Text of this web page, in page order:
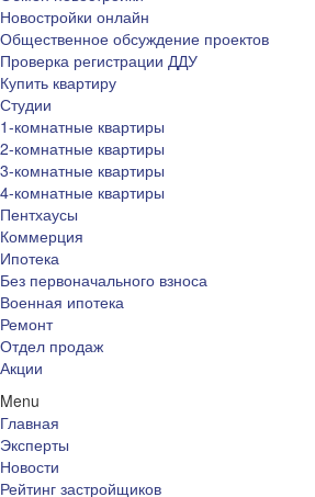
Новостройки онлайн
Общественное обсуждение проектов
Проверка регистрации ДДУ
Купить квартиру
Студии
1-комнатные квартиры
2-комнатные квартиры
3-комнатные квартиры
4-комнатные квартиры
Пентхаусы
Коммерция
Ипотека
Без первоначального взноса
Военная ипотека
Ремонт
Отдел продаж
Акции
Menu
Главная
Эксперты
Новости
Рейтинг застройщиков